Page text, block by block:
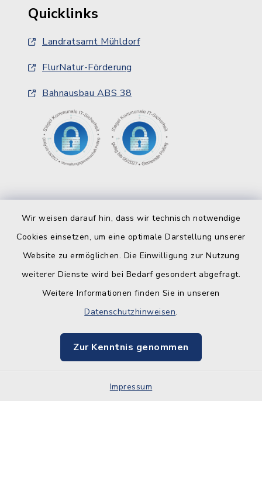
Wir weisen darauf hin, dass wir technisch notwendige
Cookies einsetzen, um eine optimale Darstellung unserer
Website zu ermöglichen. Die Einwilligung zur Nutzung
weiterer Dienste wird bei Bedarf gesondert abgefragt.
Weitere Informationen finden Sie in unseren
Datenschutzhinweisen.
Zur Kenntnis genommen
Impressum
Quicklinks
Landratsamt Mühldorf
FlurNatur-Förderung
Bahnausbau ABS 38
Barrierefreiheit
Impressum
Sitemap